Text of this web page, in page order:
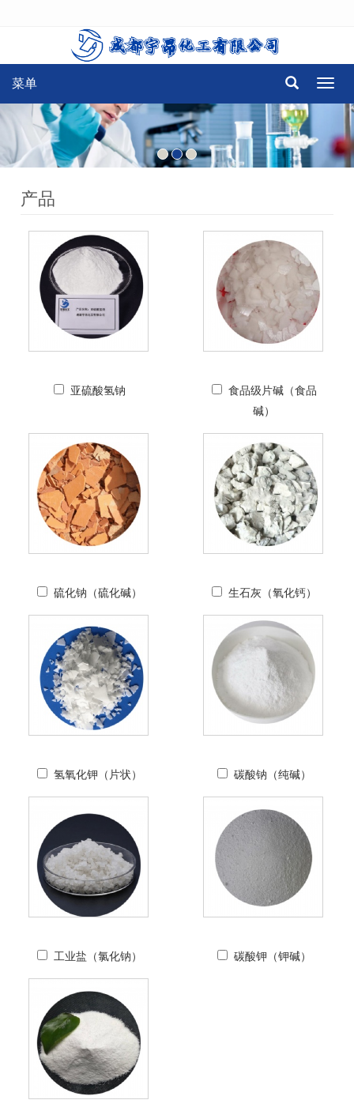
菜
菜单
产品
亚硫酸氢钠
食品级片碱（食品
碱）
硫化钠（硫化碱） 生石灰（氧化钙）
氢氧化钾（片状） 碳酸钠（纯碱）
工业盐（氯化钠） 碳酸钾（钾碱）